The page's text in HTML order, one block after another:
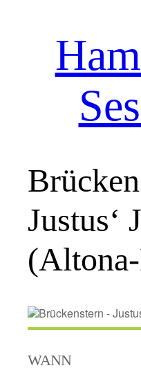
Justus‘
WANN